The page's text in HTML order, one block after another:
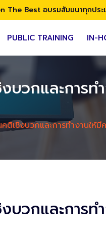
The Best อบรมสัมมนาทุกประ
PUBLIC TRAINING IN-
วกและการท
เชิงบวกและการทำงานให้
วกและการท